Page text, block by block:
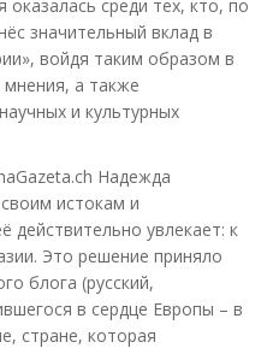
среди тех, кто, по
значительный вклад в
войдя таким образом в
а также
и культурных
Надежда
истокам и
действительно увлекает: к
Это решение приняло
блога (русский,
в сердце Европы – в
стране, которая